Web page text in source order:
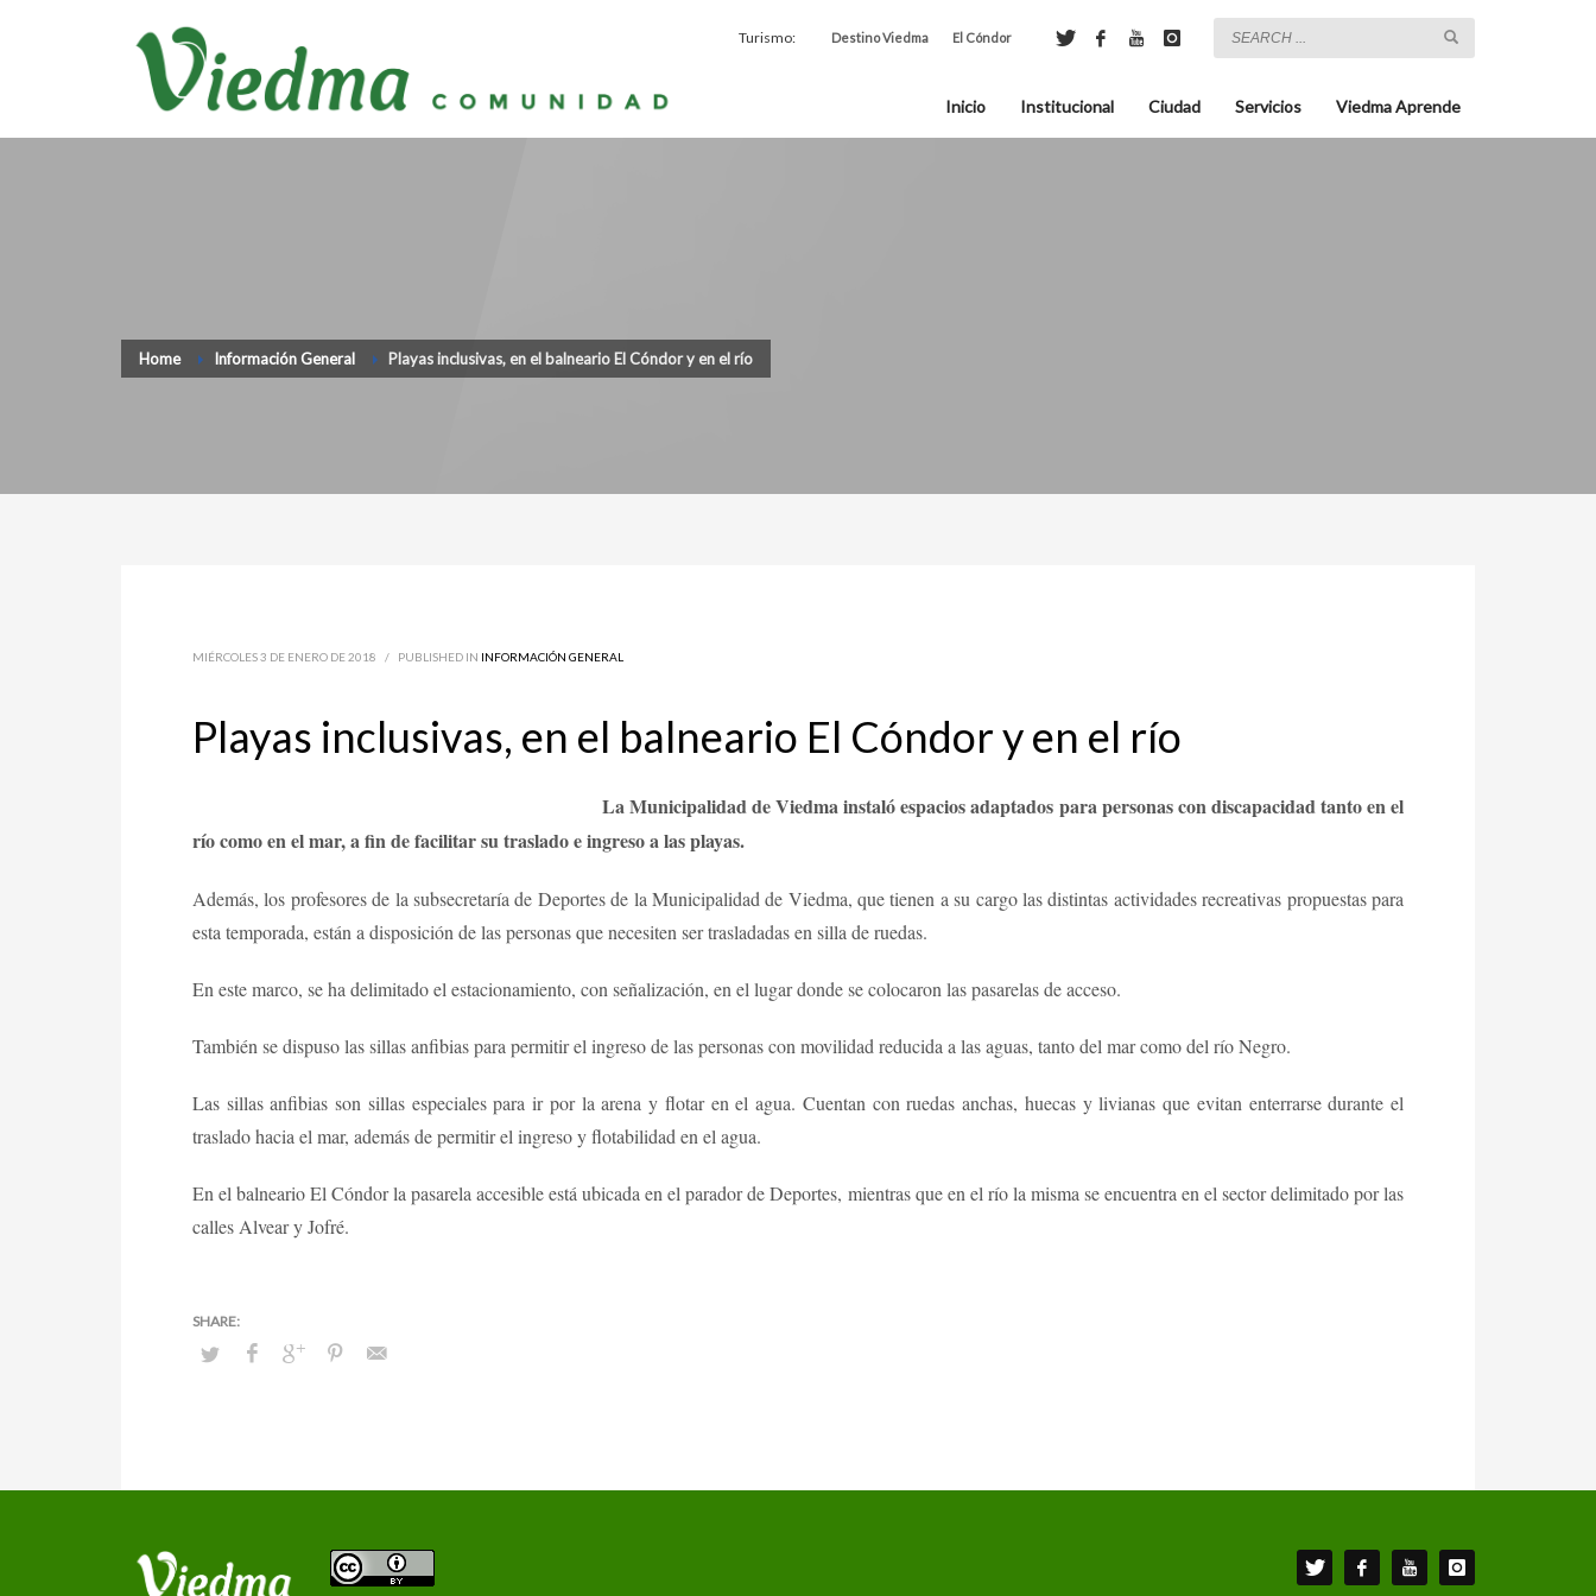
Turismo: Destino Viedma El Cóndor
Inicio Institucional Ciudad Servicios Viedma Aprende
Home Información General Playas inclusivas, en el balneario El Cóndor y en el río
MIÉRCOLES 3 DE ENERO DE 2018 / PUBLISHED IN INFORMACIÓN GENERAL
Playas inclusivas, en el balneario El Cóndor y en el río
La Municipalidad de Viedma instaló espacios adaptados para personas con discapacidad tanto en el
río como en el mar, a fin de facilitar su traslado e ingreso a las playas.
Además, los profesores de la subsecretaría de Deportes de la Municipalidad de Viedma, que tienen a su cargo las distintas actividades recreativas propuestas para
esta temporada, están a disposición de las personas que necesiten ser trasladadas en silla de ruedas.
En este marco, se ha delimitado el estacionamiento, con señalización, en el lugar donde se colocaron las pasarelas de acceso.
También se dispuso las sillas anfibias para permitir el ingreso de las personas con movilidad reducida a las aguas, tanto del mar como del río Negro.
Las sillas anfibias son sillas especiales para ir por la arena y flotar en el agua. Cuentan con ruedas anchas, huecas y livianas que evitan enterrarse durante el
traslado hacia el mar, además de permitir el ingreso y flotabilidad en el agua.
En el balneario El Cóndor la pasarela accesible está ubicada en el parador de Deportes, mientras que en el río la misma se encuentra en el sector delimitado por las
calles Alvear y Jofré.